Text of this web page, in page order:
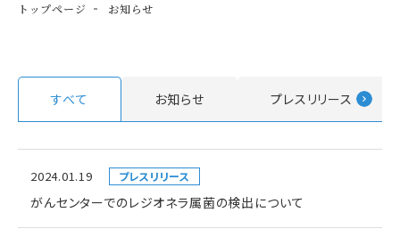
トップページ お知らせ
すべて お知らせ プレスリリース
2024.01.19 プレスリリース
がんセンターでのレジオネラ属菌の検出について